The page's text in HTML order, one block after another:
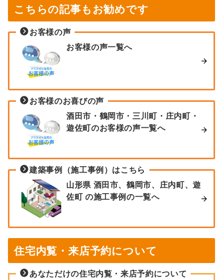
こちらの記事もお勧めです
お客様の声
お客様の声一覧へ
お客様のお喜びの声
酒田市・鶴岡市・三川町・庄内町・
遊佐町のお客様の声一覧へ
建築事例（施工事例）はこちら
山形県 酒田市、鶴岡市、庄内町、遊
佐町 の施工事例の一覧へ
住宅内覧・来店予約について
あなただけの住宅内覧・来店予約について